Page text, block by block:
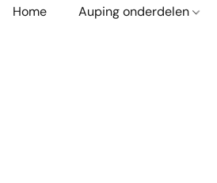
Home Auping onderdelen